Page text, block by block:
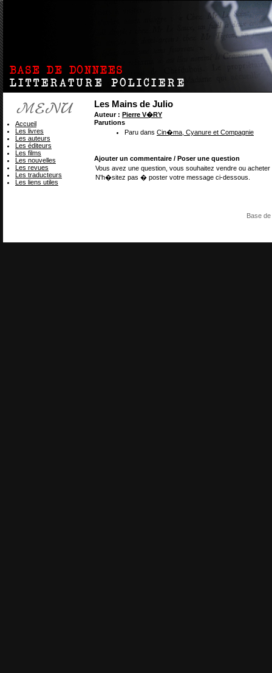
Les Mains de Julio
Auteur : Pierre V�RY
Parutions
Paru dans Cin�ma, Cyanure et Compagnie
Ajouter un commentaire / Poser une question
Vous avez une question, vous souhaitez vendre ou
N'h�sitez pas � poster votre message ci-dessous.
Accueil
Les livres
Les auteurs
Les éditeurs
Les films
Les nouvelles
Les revues
Les traducteurs
Les liens utiles
Base